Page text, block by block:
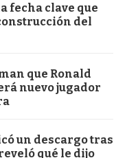
fecha clave que
del
que Ronald
nuevo jugador
un descargo tras
qué le dijo